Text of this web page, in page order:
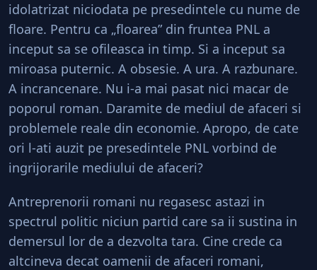
idolatrizat niciodata pe presedintele cu nume de
floare. Pentru ca „floarea” din fruntea PNL a
inceput sa se ofileasca in timp. Si a inceput sa
miroasa puternic. A obsesie. A ura. A razbunare.
A incrancenare. Nu i-a mai pasat nici macar de
poporul roman. Daramite de mediul de afaceri si
problemele reale din economie. Apropo, de cate
ori l-ati auzit pe presedintele PNL vorbind de
ingrijorarile mediului de afaceri?
Antreprenorii romani nu regasesc astazi in
spectrul politic niciun partid care sa ii sustina in
demersul lor de a dezvolta tara. Cine crede ca
altcineva decat oamenii de afaceri romani,